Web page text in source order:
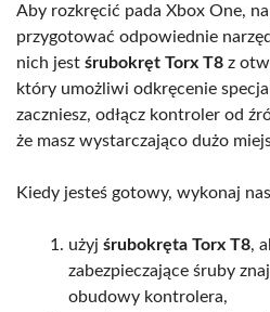
Aby rozkręcić pada Xbox One,
przygotować odpowiednie
nich jest śrubokręt Torx T8 z
który umożliwi odkręcenie
zaczniesz, odłącz kontroler od
że masz wystarczająco dużo
Kiedy jesteś gotowy, wykonaj
użyj śrubokręta Torx T8,
zabezpieczające śruby
obudowy kontrolera,